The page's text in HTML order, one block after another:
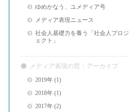
ゆめかなう、ユメディア号
メディア表現ニュース
社会人基礎力を養う「社会人プロジ
ェクト」
メディア表現の窓：アーカイブ
2019年(1)
2018年(1)
2017年(2)